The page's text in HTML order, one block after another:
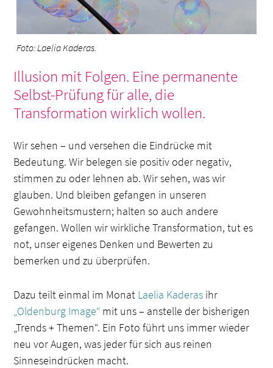
Foto: Laelia Kaderas.
Illusion mit Folgen. Eine permanente
Selbst-Prüfung für alle, die
Transformation wirklich wollen.
Wir sehen – und versehen die Eindrücke mit
Bedeutung. Wir belegen sie positiv oder negativ,
stimmen zu oder lehnen ab. Wir sehen, was wir
glauben. Und bleiben gefangen in unseren
Gewohnheitsmustern; halten so auch andere
gefangen. Wollen wir wirkliche Transformation, tut es
not, unser eigenes Denken und Bewerten zu
bemerken und zu überprüfen.
Dazu teilt einmal im Monat Laelia Kaderas ihr
„Oldenburg Image“ mit uns – anstelle der bisherigen
„Trends + Themen“. Ein Foto führt uns immer wieder
neu vor Augen, was jeder für sich aus reinen
Sinneseindrücken macht.